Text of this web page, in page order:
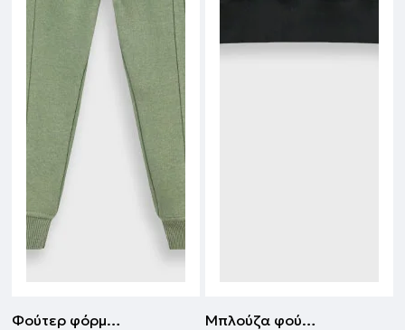
Φούτερ φόρμα με τύπωμα | ΧΑΚΙ Μπλούζα φούτερ | ΜΑΥΡΟ